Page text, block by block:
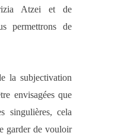
Atzei et de
permettrons de
la subjectivation
envisagées que
singulières, cela
garder de vouloir